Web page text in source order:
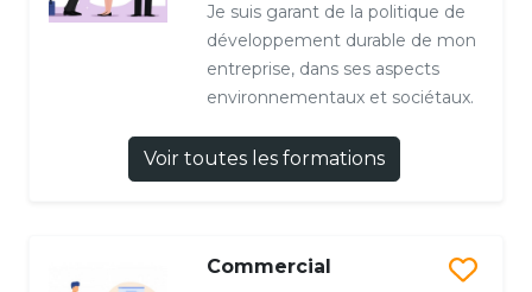
Je suis garant de la politique de
développement durable de mon
entreprise, dans ses aspects
environnementaux et sociétaux.
Voir toutes les formations
Commercial